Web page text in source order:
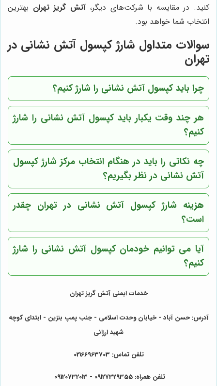
کنید. در مقایسه با شرکت‌های دیگر،آتش گریز تهران بهترین
انتخاب شما خواهد بود.
سوالات متداول شارژ کپسول آتش نشانی در
تهران
چرا باید کپسول آتش نشانی را شارژ کنیم؟
هر چند وقت یکبار باید کپسول آتش نشانی را شارژ
کنیم؟
چه نکاتی را باید در هنگام انتخاب مرکز شارژ کپسول
آتش نشانی در نظر بگیریم؟
هزینه شارژ کپسول آتش نشانی در تهران چقدر
است؟
آیا می توانیم خودمان کپسول آتش نشانی را شارژ
کنیم؟
خدمات ایمنی آتش گریز تهران
آدرس: حسن آباد - خیابان وحدت اسلامی - جنب پمپ بنزین - ابتدای کوچه
شهید ارزانی
تلفن تماس: 02166963703
تلفن همراه: 09127329355 - 09120732013